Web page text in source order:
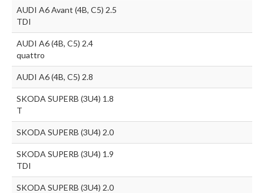
AUDI A6 Avant (4B, C5) 2.5
TDI
AUDI A6 (4B, C5) 2.4
quattro
AUDI A6 (4B, C5) 2.8
SKODA SUPERB (3U4) 1.8
T
SKODA SUPERB (3U4) 2.0
SKODA SUPERB (3U4) 1.9
TDI
SKODA SUPERB (3U4) 2.0